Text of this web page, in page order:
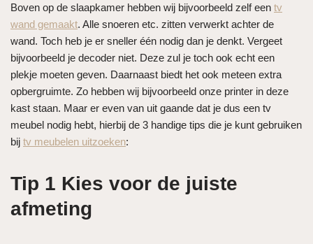
Boven op de slaapkamer hebben wij bijvoorbeeld zelf een tv
wand gemaakt. Alle snoeren etc. zitten verwerkt achter de
wand. Toch heb je er sneller één nodig dan je denkt. Vergeet
bijvoorbeeld je decoder niet. Deze zul je toch ook echt een
plekje moeten geven. Daarnaast biedt het ook meteen extra
opbergruimte. Zo hebben wij bijvoorbeeld onze printer in deze
kast staan. Maar er even van uit gaande dat je dus een tv
meubel nodig hebt, hierbij de 3 handige tips die je kunt gebruiken
bij tv meubelen uitzoeken:
Tip 1 Kies voor de juiste
afmeting